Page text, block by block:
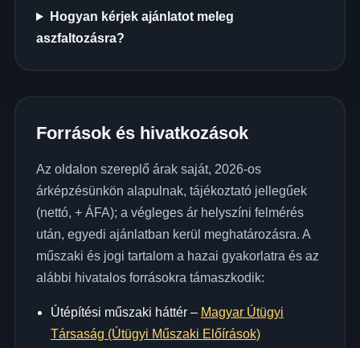
Hogyan kérjek ajánlatot meleg
aszfaltozásra?
Források és hivatkozások
Az oldalon szereplő árak saját, 2026-os
árképzésünkön alapulnak, tájékoztató jellegűek
(nettó, + ÁFA); a végleges ár helyszíni felmérés
után, egyedi ajánlatban kerül meghatározásra. A
műszaki és jogi tartalom a hazai gyakorlatra és az
alábbi hivatalos forrásokra támaszkodik:
Útépítési műszaki háttér – Magyar Útügyi
Társaság (Útügyi Műszaki Előírások)